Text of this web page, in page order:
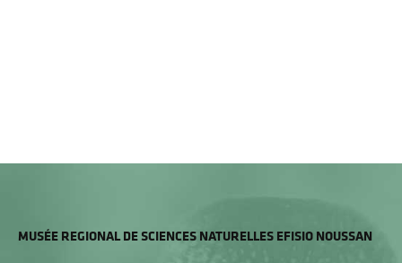
MUSÉE REGIONAL DE SCIENCES NATURELLES EFISIO NOUSSAN